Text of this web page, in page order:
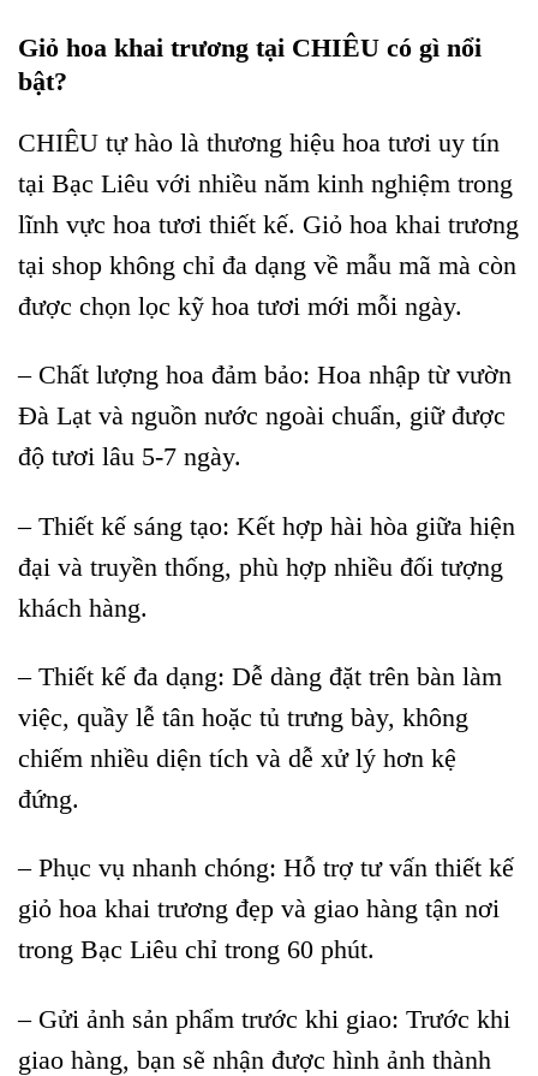
Giỏ hoa khai trương tại CHIÊU có gì nổi
bật?
CHIÊU tự hào là thương hiệu hoa tươi uy tín
tại Bạc Liêu với nhiều năm kinh nghiệm trong
lĩnh vực hoa tươi thiết kế. Giỏ hoa khai trương
tại shop không chỉ đa dạng về mẫu mã mà còn
được chọn lọc kỹ hoa tươi mới mỗi ngày.
– Chất lượng hoa đảm bảo: Hoa nhập từ vườn
Đà Lạt và nguồn nước ngoài chuẩn, giữ được
độ tươi lâu 5-7 ngày.
– Thiết kế sáng tạo: Kết hợp hài hòa giữa hiện
đại và truyền thống, phù hợp nhiều đối tượng
khách hàng.
– Thiết kế đa dạng: Dễ dàng đặt trên bàn làm
việc, quầy lễ tân hoặc tủ trưng bày, không
chiếm nhiều diện tích và dễ xử lý hơn kệ
đứng.
– Phục vụ nhanh chóng: Hỗ trợ tư vấn thiết kế
giỏ hoa khai trương đẹp và giao hàng tận nơi
trong Bạc Liêu chỉ trong 60 phút.
– Gửi ảnh sản phẩm trước khi giao: Trước khi
giao hàng, bạn sẽ nhận được hình ảnh thành